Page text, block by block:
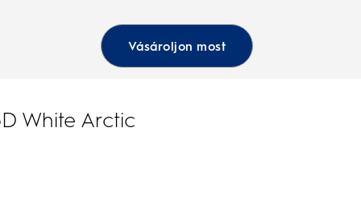
Vásároljon most
White Arctic